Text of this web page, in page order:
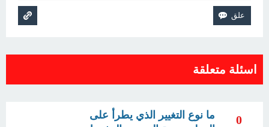
اسئلة متعلقة
0
ما نوع التغيير الذي يطرأ على